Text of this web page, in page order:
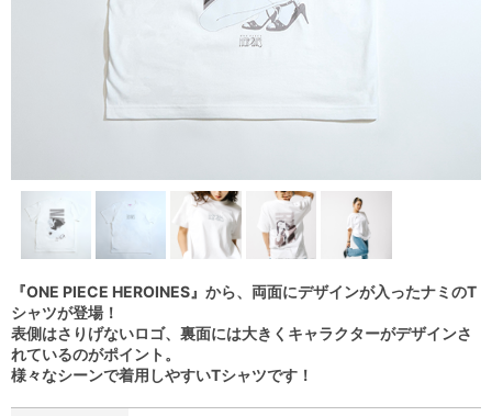
『ONE PIECE HEROINES』から、両面にデザインが入ったナミのT
シャツが登場！
表側はさりげないロゴ、裏面には大きくキャラクターがデザインさ
れているのがポイント。
様々なシーンで着用しやすいTシャツです！